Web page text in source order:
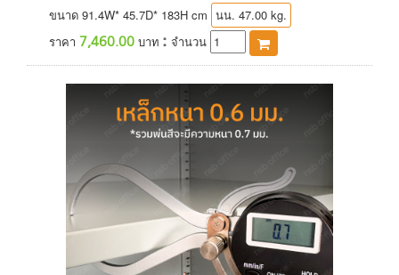
ขนาด 91.4W* 45.7D* 183H cm นน. 47.00 kg.
ราคา 7,460.00 บาท : จำนวน